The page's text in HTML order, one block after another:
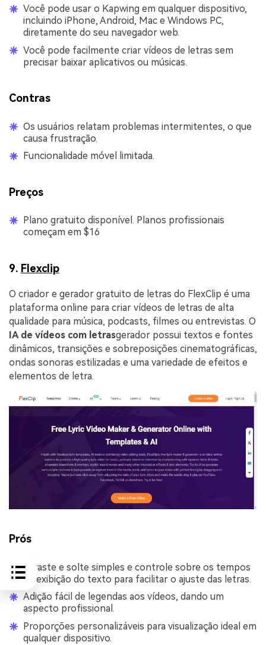
Você pode usar o Kapwing em qualquer dispositivo,
incluindo iPhone, Android, Mac e Windows PC,
diretamente do seu navegador web.
Você pode facilmente criar vídeos de letras sem
precisar baixar aplicativos ou músicas.
Contras
Os usuários relatam problemas intermitentes, o que
causa frustração.
Funcionalidade móvel limitada.
Preços
Plano gratuito disponível. Planos profissionais
começam em $16
9. Flexclip
O criador e gerador gratuito de letras do FlexClip é uma
plataforma online para criar vídeos de letras de alta
qualidade para música, podcasts, filmes ou entrevistas. O
IA de vídeos com letrasgerador possui textos e fontes
dinâmicos, transições e sobreposições cinematográficas,
ondas sonoras estilizadas e uma variedade de efeitos e
elementos de letra.
Prós
Arraste e solte simples e controle sobre os tempos
de exibição do texto para facilitar o ajuste das letras.
Adição fácil de legendas aos vídeos, dando um
aspecto profissional.
Proporções personalizáveis para visualização ideal em
qualquer dispositivo.